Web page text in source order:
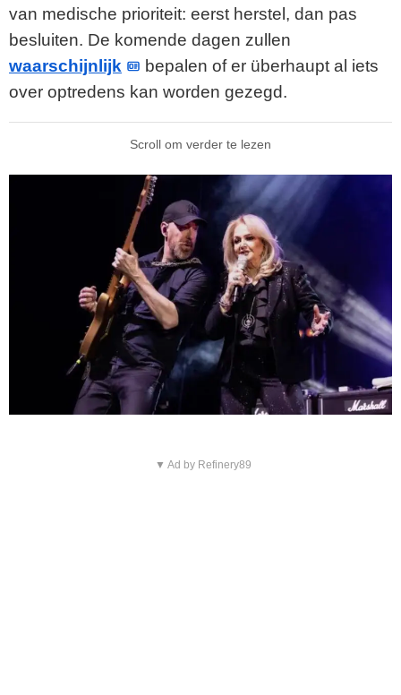
van medische prioriteit: eerst herstel, dan pas
besluiten. De komende dagen zullen
waarschijnlijk
bepalen of er überhaupt al iets
over optredens kan worden gezegd.
Scroll om verder te lezen
▼ Ad by Refinery89